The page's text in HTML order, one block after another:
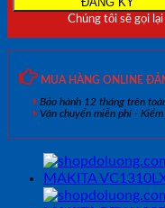
số
Chúng tôi sẽ gọi
MUA HÀNG ONLINE
Bảo hành 12 tháng trên
Vận chuyển miễn phí -